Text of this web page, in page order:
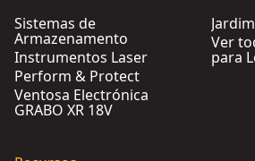
Sistemas de
Armazenamento
Instrumentos Laser
Perform & Protect
Ventosa Electrónica
GRABO XR 18V
Jardim
Ver
para